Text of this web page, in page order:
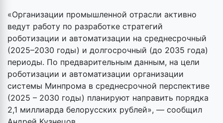
«Организации промышленной отрасли активно
ведут работу по разработке стратегий
роботизации и автоматизации на среднесрочный
(2025–2030 годы) и долгосрочный (до 2035 года)
периоды. По предварительным данным, на цели
роботизации и автоматизации организации
системы Минпрома в среднесрочной перспективе
(2025 – 2030 годы) планируют направить порядка
2,1 миллиарда белорусских рублей», — сообщил